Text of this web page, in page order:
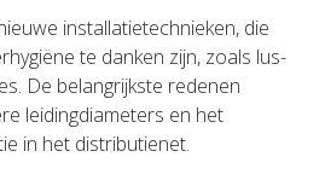
installatietechnieken, die
te danken zijn, zoals lus-
De belangrijkste redenen
leidingdiameters en het
in het distributienet.